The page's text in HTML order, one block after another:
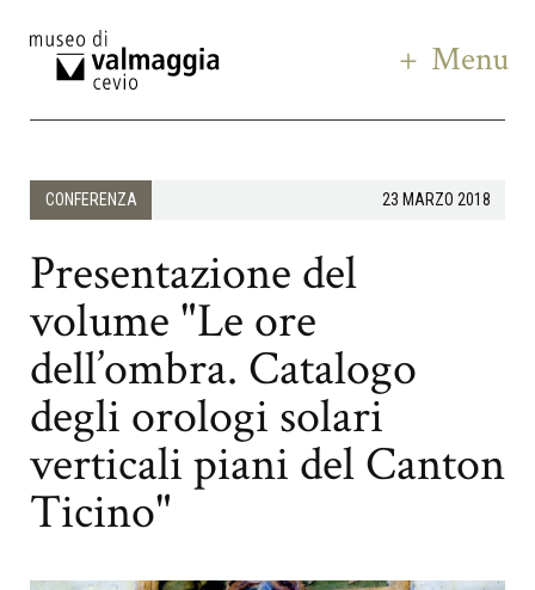
Menu
CONFERENZA 23 MARZO 2018
Presentazione del
volume "Le ore
dell’ombra. Catalogo
degli orologi solari
verticali piani del Canton
Ticino"